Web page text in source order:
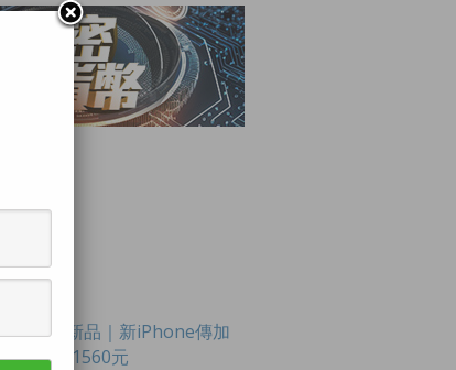
Apple新品｜新iPhone傳加
價最多1560元